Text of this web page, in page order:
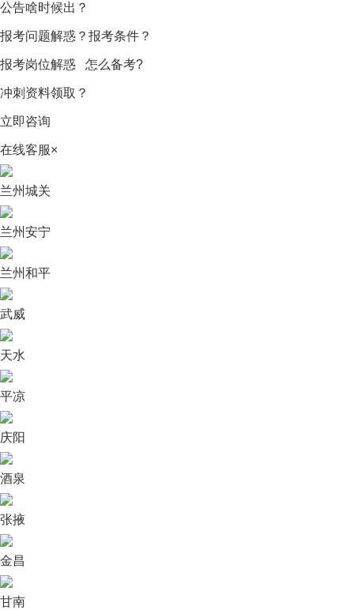
公告啥时候出？
报考问题解惑？报考条件？
报考岗位解惑 怎么备考?
冲刺资料领取？
立即咨询
在线客服×
兰州城关
兰州安宁
兰州和平
武威
天水
平凉
庆阳
酒泉
张掖
金昌
甘南